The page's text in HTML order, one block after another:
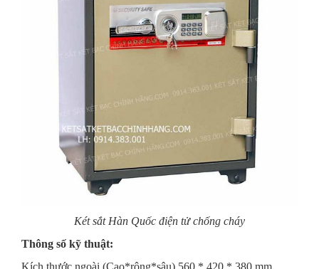
Két sắt Hàn Quốc điện tử chống cháy
Thông số kỹ thuật: